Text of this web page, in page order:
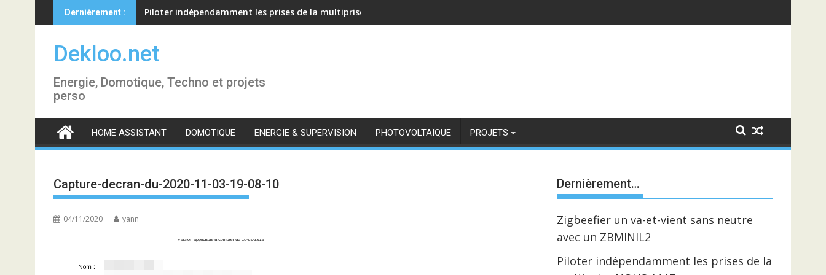
to
content
Dernièrement : Piloter indépendamment les prises de la multiprise NOUS A11Z avec Zigbee2MQTT
Dekloo.net
Energie, Domotique, Techno et projets
perso
HOME ASSISTANT DOMOTIQUE ENERGIE & SUPERVISION PHOTOVOLTAÏQUE PROJETS
Capture-decran-du-2020-11-03-19-08-10
04/11/2020 yann
Dernièrement…
Zigbeefier un va-et-vient sans neutre
avec un ZBMINIL2
Piloter indépendamment les prises de la